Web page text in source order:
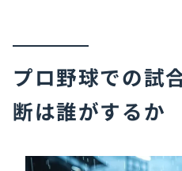
プロ野球での試
断は誰がするか